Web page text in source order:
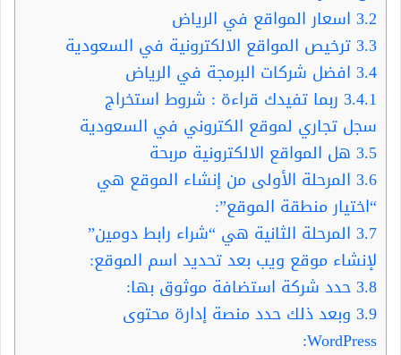
3.2 اسعار المواقع في الرياض
3.3ترخيص المواقع الالكترونية في السعودية
3.4 افضل شركات البرمجة في الرياض
3.4.1 ربما تفيدك قراءة : شروط استخراج
سجل تجاري لموقع الكتروني في السعودية
3.5 هل المواقع الالكترونية مربحة
3.6 المرحلة الأولى من إنشاء الموقع هي
“اختيار منطقة الموقع”:
3.7 المرحلة الثانية هي “شراء رابط دومين”
لإنشاء موقع ويب بعد تحديد اسم الموقع:
3.8حدد شركة استضافة موثوق بها:
3.9 وبعد ذلك حدد منصة إدارة محتوى
WordPress: